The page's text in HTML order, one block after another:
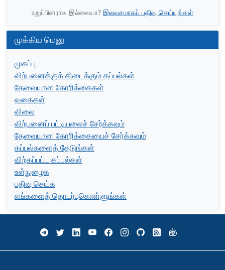
உறுப்பினராக இல்லையா? இலவசமாகப் பதிவு செய்யுங்கள்
முக்கிய மெனு
முகப்பு
விற்பனைக்குக் கிடைக்கும் கப்பல்கள்
தேவையான கோரிக்கைகள்
வகைகள்
விலை
விற்பனைப் பட்டியலைச் சேர்க்கவும்
தேவையான கோரிக்கையைச் சேர்க்கவும்
கப்பல்களைத் தேடுங்கள்
விற்கப்பட்ட கப்பல்கள்
உள்நுழைக
பதிவு செய்க
எங்களைத் தொடர்புகொள்ளுங்கள்